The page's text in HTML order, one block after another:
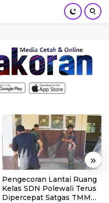
»
Pengecoran Lantai Ruang
Kelas SDN Polewali Terus
Dipercepat Satgas TMMD